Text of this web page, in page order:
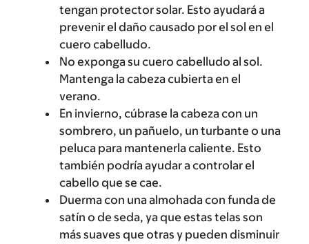
tengan protector solar. Esto ayudará a
prevenir el daño causado por el sol en el
cuero cabelludo.
No exponga su cuero cabelludo al sol.
Mantenga la cabeza cubierta en el
verano.
En invierno, cúbrase la cabeza con un
sombrero, un pañuelo, un turbante o una
peluca para mantenerla caliente. Esto
también podría ayudar a controlar el
cabello que se cae.
Duerma con una almohada con funda de
satín o de seda, ya que estas telas son
más suaves que otras y pueden disminuir